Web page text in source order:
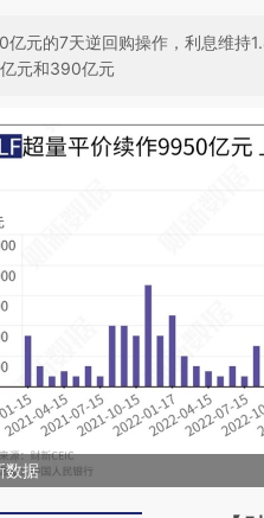
元的7天逆回购操作，利息维持
元和390亿元
数据